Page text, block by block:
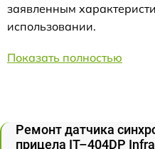
заявленным
использовании.
Показать полностью
Ремонт датчика
прицела IT–404DP